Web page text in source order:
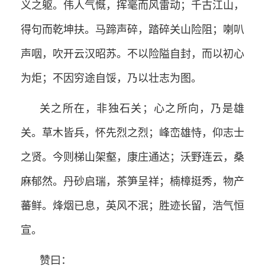
义之躯。伟人气慨，挥毫而风雷动；千古江山，
得句而乾坤扶。马蹄声碎，踏碎关山险阻；喇叭
声咽，吹开云汉昭苏。不以险隘自封，而以初心
为炬；不因穷途自馁，乃以壮志为图。
关之所在，非独石关；心之所向，乃是雄
关。草木皆兵，怀先烈之烈；峰峦雄恃，仰志士
之贤。今则梯山架壑，康庄通达；沃野连云，桑
麻郁然。丹砂启瑞，茶笋呈祥；楠樟挺秀，物产
蕃鲜。烽烟已息，英风不泯；胜迹长留，浩气恒
宣。
赞曰：